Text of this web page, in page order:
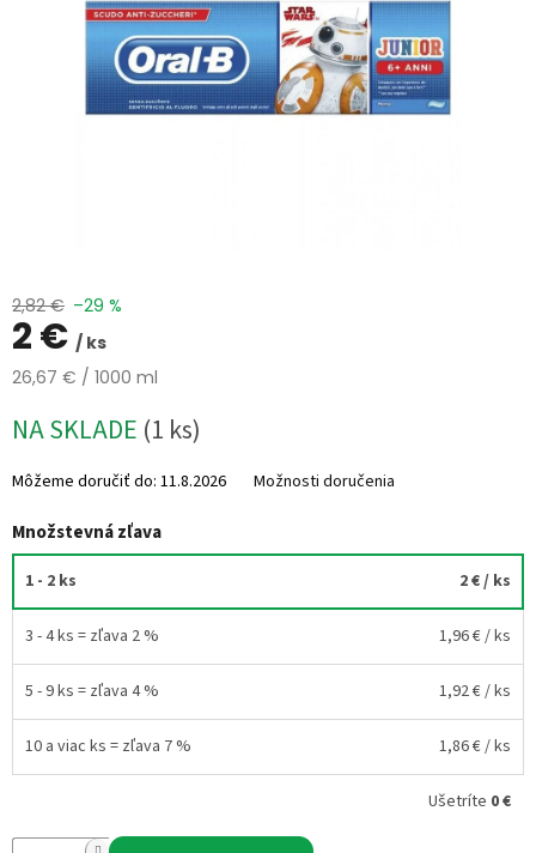
tovaru
Prihlásenie
2,82 € –29 %
2 € / ks
Jednotková
26,67 € / 1000 ml
NA SKLADE (1 ks)
Môžeme doručiť do: 11.8.2026 Možnosti doručenia
Množstevná zľava
1 - 2 ks 2 €/ ks
3 - 4 ks = zľava 2 % 1,96 €/ ks
5 - 9 ks = zľava 4 % 1,92 €/ ks
10 a viac ks = zľava 7 % 1,86 €/ ks
Ušetríte 0 €